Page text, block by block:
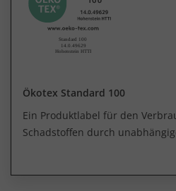
Ökotex Standard 100
Ein Produktlabel für den
Schadstoffen durch